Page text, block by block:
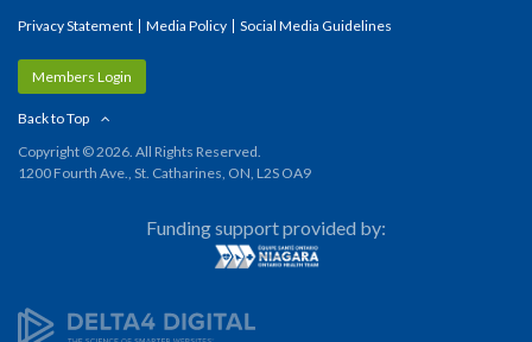
Privacy Statement Media Policy Social Media Guidelines
Members Login
Back to Top
Copyright © 2026. All Rights Reserved.
1200 Fourth Ave., St. Catharines, ON, L2S OA9
Funding support provided by: